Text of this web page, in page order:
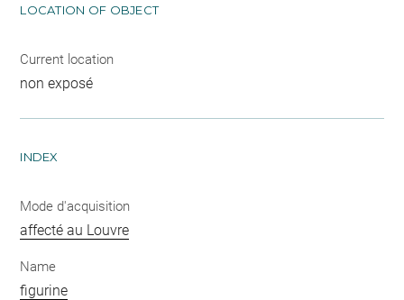
LOCATION OF OBJECT
Current location
non exposé
INDEX
Mode d'acquisition
affecté au Louvre
Name
figurine